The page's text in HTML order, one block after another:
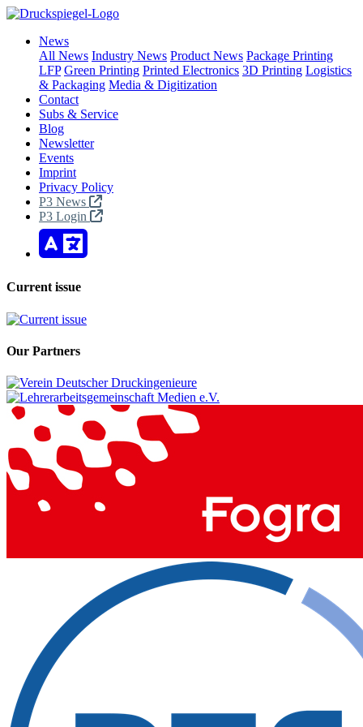
News
All News Industry News Product News Package Printing
LFP Green Printing Printed Electronics 3D Printing Logistics
& Packaging Media & Digitization
Contact
Subs & Service
Blog
Newsletter
Events
Imprint
Privacy Policy
P3 News
P3 Login
Current issue
Our Partners